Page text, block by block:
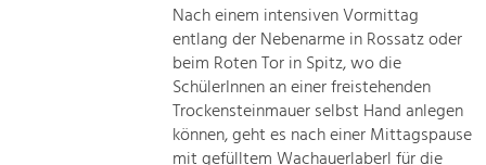
Nach einem intensiven Vormittag
entlang der Nebenarme in Rossatz oder
beim Roten Tor in Spitz, wo die
SchülerInnen an einer freistehenden
Trockensteinmauer selbst Hand anlegen
können, geht es nach einer Mittagspause
mit gefülltem Wachauerlaberl für die